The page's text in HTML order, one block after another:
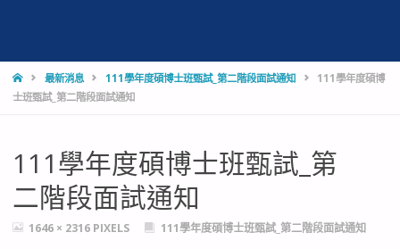
HOME最新消息 111學年度碩博士班甄試_第二階段面試通知
111學年度碩博
士班甄試_第二階段面試通知
111學年度碩博士班甄試_第
二階段面試通知
FULL1646 × 2316 PIXELS 111學年度碩博士班甄試_第二階段面試通知